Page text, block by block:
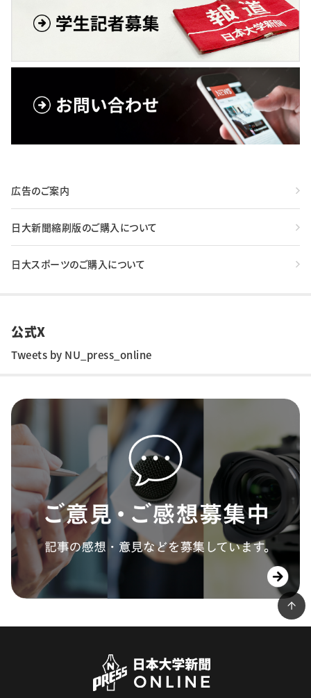
広告のご案内
日大新聞縮刷版のご購入について
日大スポーツのご購入について
公式X
Tweets by NU_press_online